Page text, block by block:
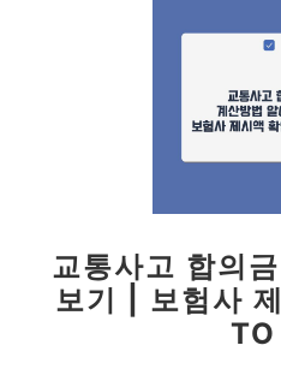
교통사고 합의
보기 | 보험사